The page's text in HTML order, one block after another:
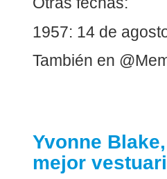
1957: 14 de
También en
Yvonne
mejor